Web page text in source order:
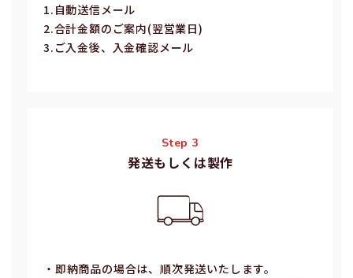
1.⾃動送信メール
2.合計⾦額のご案内(翌営業⽇)
3.ご⼊⾦後、⼊⾦確認メール
Step 3
発送もしくは製作
・即納商品の場合は、順次発送いたします。